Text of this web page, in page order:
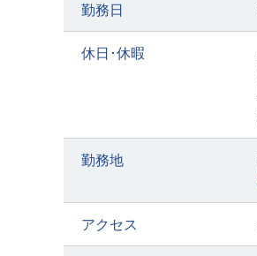
勤務日
休日･休暇
勤務地
アクセス